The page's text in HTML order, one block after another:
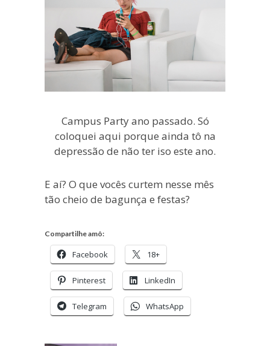
Campus Party ano passado. Só
coloquei aqui porque ainda tô na
depressão de não ter iso este ano.
E aí? O que vocês curtem nesse mês
tão cheio de bagunça e festas?
Compartilhe amô:
Facebook 18+
Pinterest LinkedIn
Telegram WhatsApp